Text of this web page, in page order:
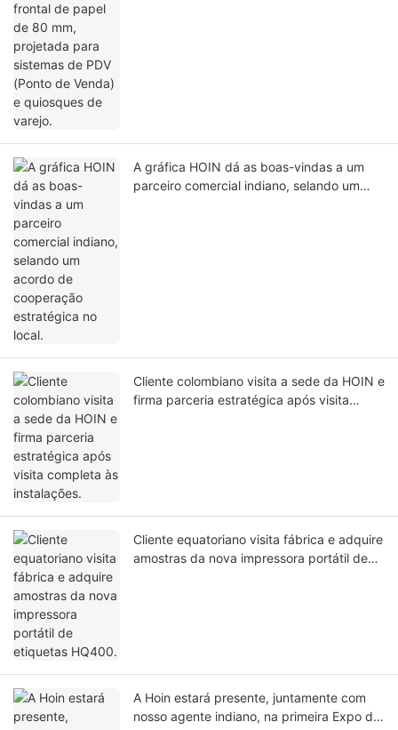
A gráfica HOIN dá as boas-vindas a um
parceiro comercial indiano, selando um
Cliente colombiano visita a sede da HOIN e
firma parceria estratégica após visita
Cliente equatoriano visita fábrica e adquire
amostras da nova impressora portátil de
A Hoin estará presente, juntamente com
nosso agente indiano, na primeira Expo de